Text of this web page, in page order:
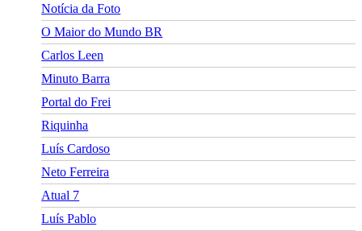
Notícia da Foto
O Maior do Mundo BR
Carlos Leen
Minuto Barra
Portal do Frei
Riquinha
Luís Cardoso
Neto Ferreira
Atual 7
Luís Pablo